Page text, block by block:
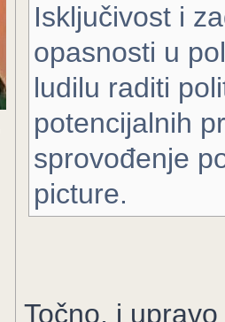
Isključivost i
opasnosti u
ludilu raditi
potencijalnih
sprovođenje
picture.
Točno, i